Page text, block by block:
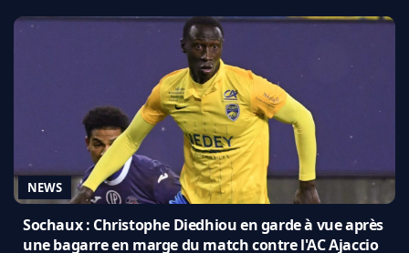
NEWS
Sochaux : Christophe Diedhiou en garde à vue après
une bagarre en marge du match contre l'AC Ajaccio